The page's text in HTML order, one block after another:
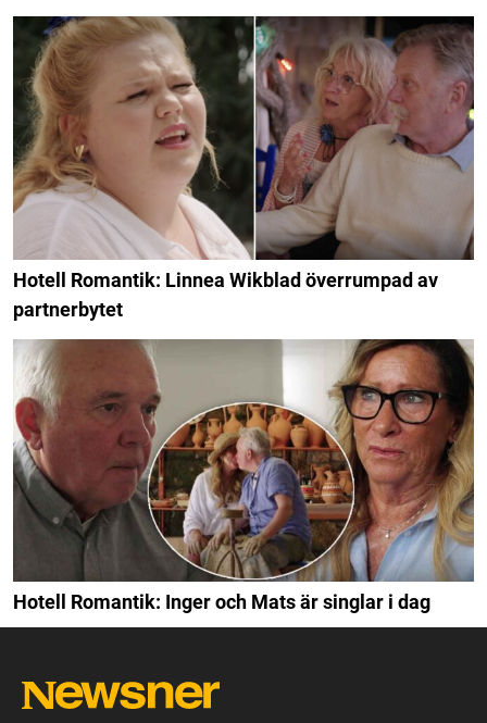
Hotell Romantik: Linnea Wikblad överrumpad av
partnerbytet
Hotell Romantik: Inger och Mats är singlar i dag